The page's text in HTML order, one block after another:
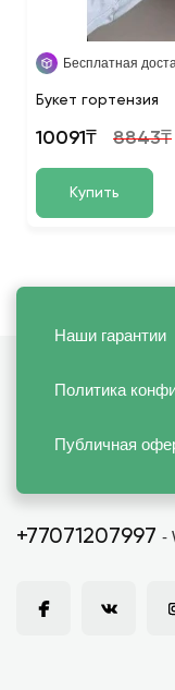
Бесплатная
Букет гортензия
10091₸ 8843₸
Купить
Наши гарантии
Политика
Публичная
+77071207997 -